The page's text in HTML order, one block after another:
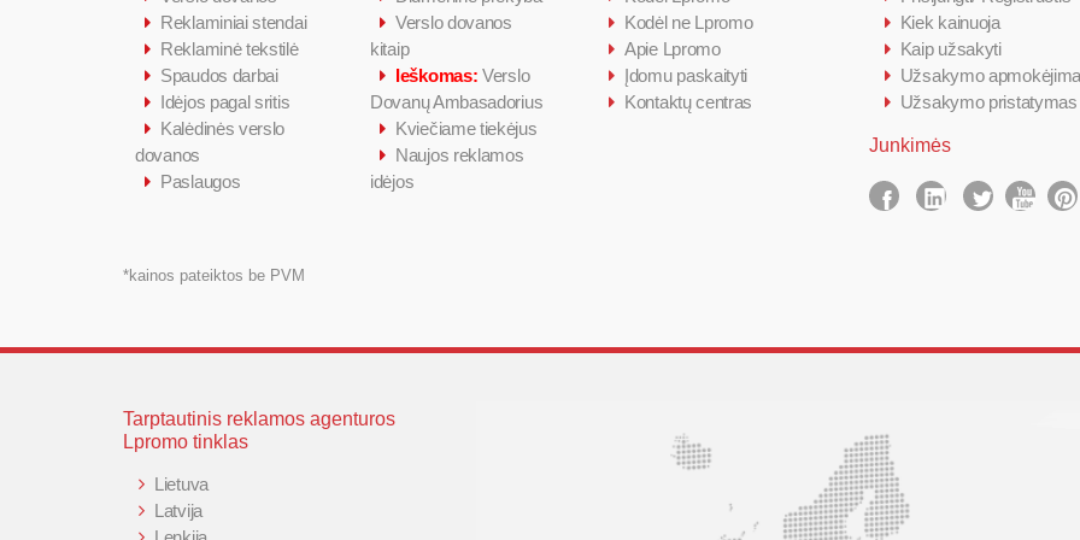
Reklaminiai stendai
Reklaminė tekstilė
Spaudos darbai
Idėjos pagal sritis
Kalėdinės verslo
dovanos
Paslaugos
*kainos pateiktos be PVM
Verslo dovanos
kitaip
Ieškomas: Verslo
Dovanų Ambasadorius
Kviečiame tiekėjus
Naujos reklamos
idėjos
Kodėl ne Lpromo
Apie Lpromo
Įdomu paskaityti
Kontaktų centras
Kiek kainuoja
Kaip užsakyti
Užsakymo
Užsakymo pristatymas
Junkimės
Tarptautinis reklamos agenturos
Lpromo tinklas
Lietuva
Latvija